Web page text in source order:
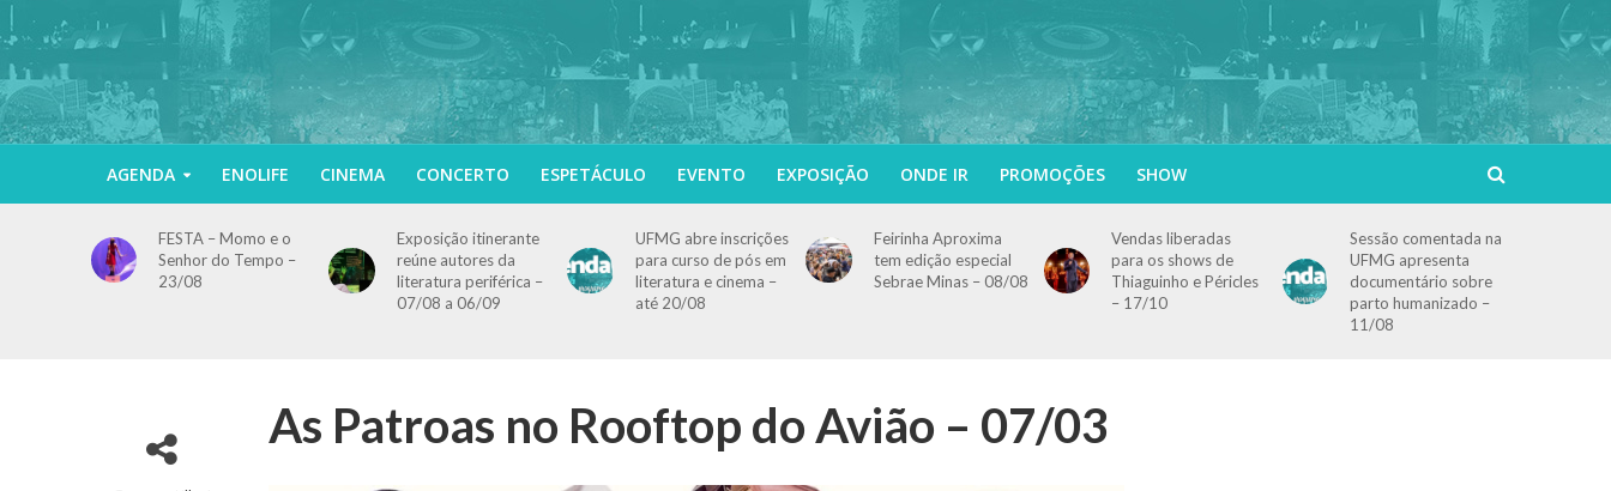
AGENDA ENOLIFE CINEMA CONCERTO ESPETÁCULO EVENTO EXPOSIÇÃO ONDE IR PROMOÇÕES SHOW
FESTA – Momo e o
Senhor do Tempo –
23/08
Exposição itinerante
reúne autores da
literatura periférica –
07/08 a 06/09
UFMG abre inscrições
para curso de pós em
literatura e cinema –
até 20/08
Feirinha Aproxima
tem edição especial
Sebrae Minas – 08/08
Vendas liberadas
para os shows de
Thiaguinho e Péricles
– 17/10
Sessão comentada na
UFMG apresenta
documentário sobre
parto humanizado –
11/08
As Patroas no Rooftop do Avião – 07/03